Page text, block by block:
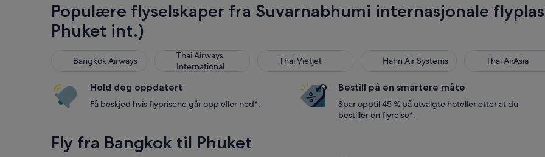
Populære flyselskaper fra Suvarnabhumi internasjonale
Phuket int.)
Bangkok Airways
Bangkok Airways
Thai Airways
International
Thai Airways International Thai Vietjet
Thai Vietjet Hahn Air Systems
Hahn Air Systems Thai AirAsia
Thai AirAsia
Hold deg oppdatert
Få beskjed hvis flyprisene går opp eller ned*.
Bestill på en smartere måte
Spar opptil 45 % på utvalgte hoteller etter at du
bestiller en flyreise*.
Fly fra Bangkok til Phuket